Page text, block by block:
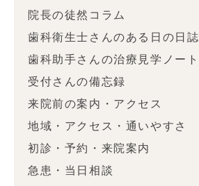
院長の徒然コラム
歯科衛生士さんのある日の日誌
歯科助手さんの治療見学ノート
受付さんの備忘録
来院前の案内・アクセス
地域・アクセス・通いやすさ
初診・予約・来院案内
急患・当日相談